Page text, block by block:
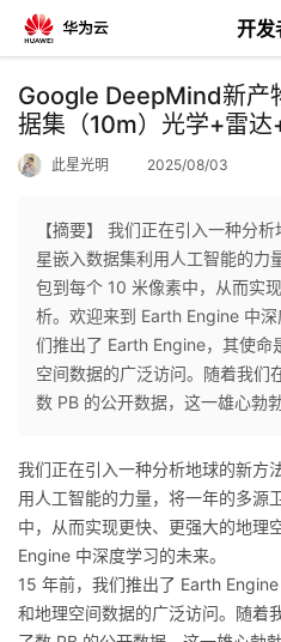
开发
返
回
个
人
主
页
我
的
开
发
者
我
我
的
开
发
者
我
的
Programs
我
的
支
Google DeepMind新产
据集（10m）光学+雷
此星光明 2025/08/03
【摘要】 我们正在引入一种分
星嵌入数据集利用人工智能的力
包到每个 10 米像素中，从而实
析。欢迎来到 Earth Engine 中
们推出了 Earth Engine，其使命
空间数据的广泛访问。随着我们
数 PB 的公开数据，这一雄心勃
我们正在引入一种分析地球的新方
用人工智能的力量，将一年的多源
中，从而实现更快、更强大的地理
Engine 中深度学习的未来。
15 年前，我们推出了 Earth
和地理空间数据的广泛访问。随着